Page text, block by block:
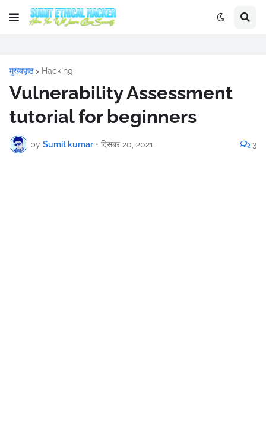
मुख्यपृष्ठ Hacking
Vulnerability Assessment
tutorial for beginners
by Sumit kumar • दिसंबर 20, 2021 3